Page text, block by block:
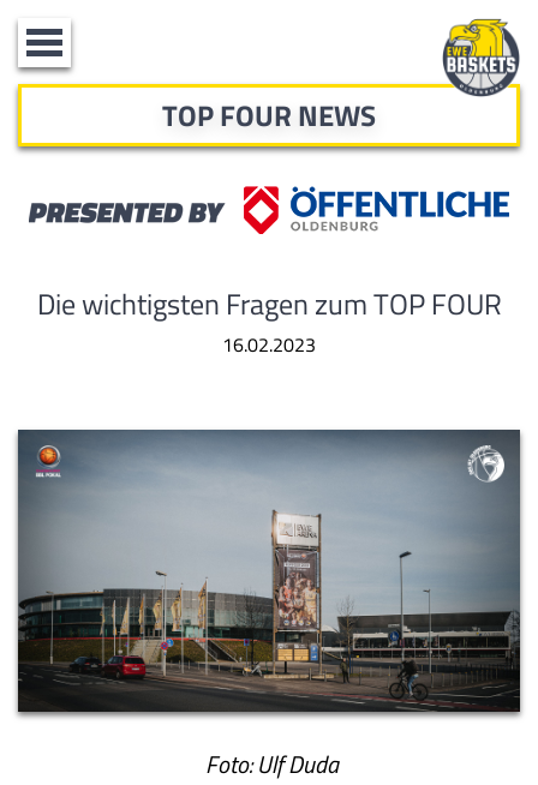
Toggle
navigation
TOP FOUR NEWS
Die wichtigsten Fragen zum TOP FOUR
16.02.2023
Foto: Ulf Duda